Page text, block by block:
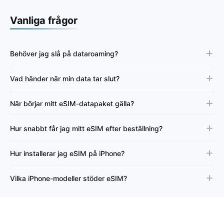
Vanliga frågor
Behöver jag slå på dataroaming?
Vad händer när min data tar slut?
När börjar mitt eSIM-datapaket gälla?
Hur snabbt får jag mitt eSIM efter beställning?
Hur installerar jag eSIM på iPhone?
Vilka iPhone-modeller stöder eSIM?